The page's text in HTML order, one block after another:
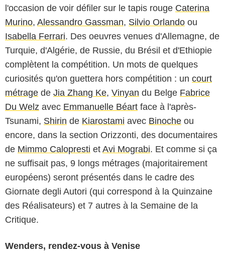
l'occasion de voir défiler sur le tapis rouge Caterina
Murino, Alessandro Gassman, Silvio Orlando ou
Isabella Ferrari. Des oeuvres venues d'Allemagne, de
Turquie, d'Algérie, de Russie, du Brésil et d'Ethiopie
complètent la compétition. Un mots de quelques
curiosités qu'on guettera hors compétition : un court
métrage de Jia Zhang Ke, Vinyan du Belge Fabrice
Du Welz avec Emmanuelle Béart face à l'après-
Tsunami, Shirin de Kiarostami avec Binoche ou
encore, dans la section Orizzonti, des documentaires
de Mimmo Calopresti et Avi Mograbi. Et comme si ça
ne suffisait pas, 9 longs métrages (majoritairement
européens) seront présentés dans le cadre des
Giornate degli Autori (qui correspond à la Quinzaine
des Réalisateurs) et 7 autres à la Semaine de la
Critique.
Wenders, rendez-vous à Venise